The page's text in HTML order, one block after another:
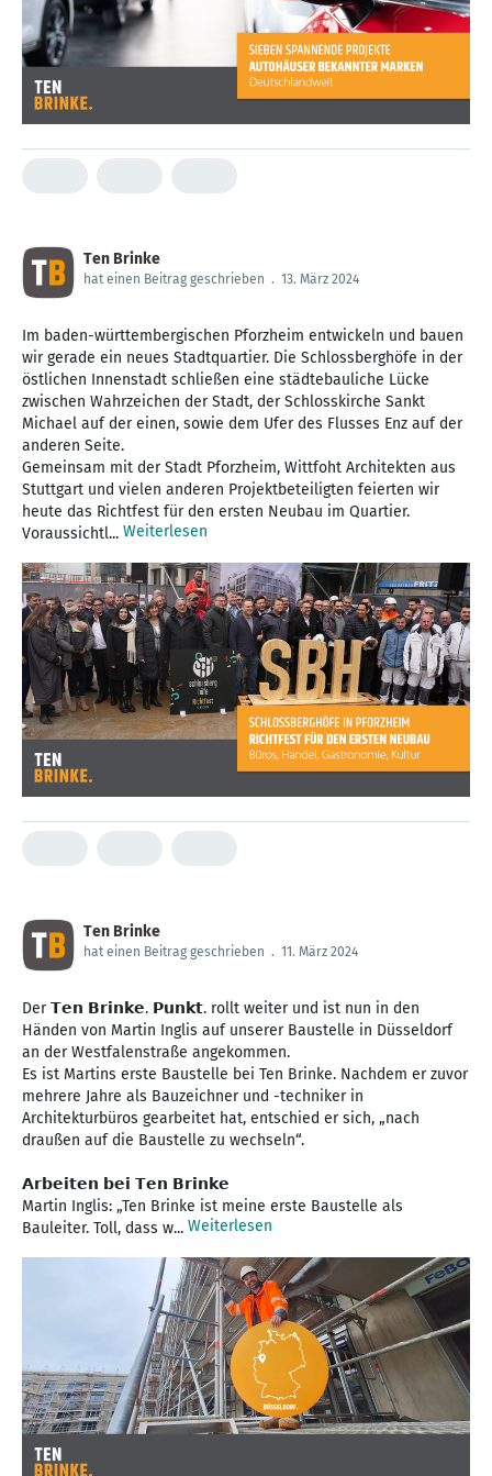
Ten Brinke
hat einen Beitrag geschrieben . 13. März 2024
Im baden-württembergischen Pforzheim entwickeln und bauen
wir gerade ein neues Stadtquartier. Die Schlossberghöfe in der
östlichen Innenstadt schließen eine städtebauliche Lücke
zwischen Wahrzeichen der Stadt, der Schlosskirche Sankt
Michael auf der einen, sowie dem Ufer des Flusses Enz auf der
anderen Seite.
Gemeinsam mit der Stadt Pforzheim, Wittfoht Architekten aus
Stuttgart und vielen anderen Projektbeteiligten feierten wir
heute das Richtfest für den ersten Neubau im Quartier.
Voraussichtl... Weiterlesen
Ten Brinke
hat einen Beitrag geschrieben . 11. März 2024
Der 𝗧𝗲𝗻 𝗕𝗿𝗶𝗻𝗸𝗲. 𝗣𝘂𝗻𝗸𝘁. rollt weiter und ist nun in den
Händen von Martin Inglis auf unserer Baustelle in Düsseldorf
an der Westfalenstraße angekommen.
Es ist Martins erste Baustelle bei Ten Brinke. Nachdem er zuvor
mehrere Jahre als Bauzeichner und -techniker in
Architekturbüros gearbeitet hat, entschied er sich, „nach
draußen auf die Baustelle zu wechseln“.
𝗔𝗿𝗯𝗲𝗶𝘁𝗲𝗻 𝗯𝗲𝗶 𝗧𝗲𝗻 𝗕𝗿𝗶𝗻𝗸𝗲
Martin Inglis: „Ten Brinke ist meine erste Baustelle als
Bauleiter. Toll, dass w... Weiterlesen